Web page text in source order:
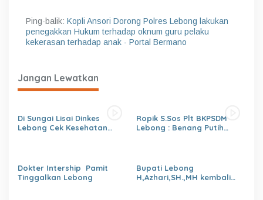
Ping-balik: Kopli Ansori Dorong Polres Lebong lakukan
penegakkan Hukum terhadap oknum guru pelaku
kekerasan terhadap anak - Portal Bermano
Jangan Lewatkan
Di Sungai Lisai Dinkes
Lebong Cek Kesehatan
Ropik S.Sos Plt BKPSDM
Lebong : Benang Putih
Dokter Intership Pamit
Tinggalkan Lebong
Bupati Lebong
H,Azhari,SH.,MH kembali